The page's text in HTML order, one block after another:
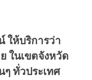
ห้บริการว่า
ในเขตจังหวัด
ทั่วประเทศ